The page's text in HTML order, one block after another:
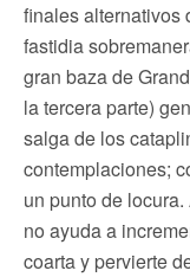
finales alternativos
fastidia
gran baza de
la tercera parte)
salga de los
contemplaciones;
un punto de
no ayuda a
coarta y pervierte